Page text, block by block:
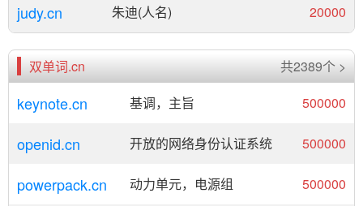
judy.cn 朱迪(人名) 20000
双单词.cn 共2389个 >
keynote.cn 基调，主旨 500000
openid.cn 开放的网络身份认证系统 500000
powerpack.cn 动力单元，电源组 500000